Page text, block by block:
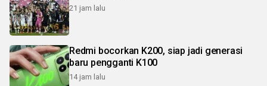
21 jam lalu
Redmi bocorkan K200, siap jadi generasi
baru pengganti K100
14 jam lalu